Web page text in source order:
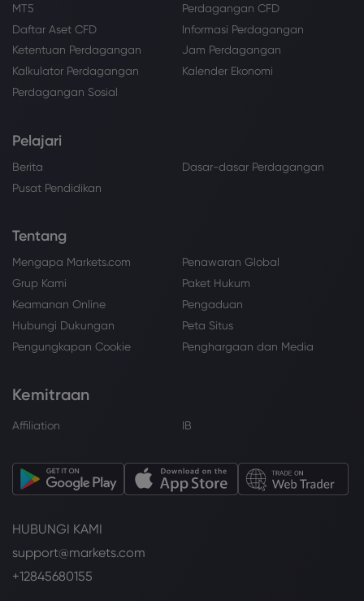
MT5
Perdagangan CFD
Daftar Aset CFD
Informasi Perdagangan
Ketentuan Perdagangan
Jam Perdagangan
Kalkulator Perdagangan
Kalender Ekonomi
Perdagangan Sosial
Pelajari
Berita
Dasar-dasar Perdagangan
Pusat Pendidikan
Tentang
Mengapa Markets.com
Penawaran Global
Grup Kami
Paket Hukum
Keamanan Online
Pengaduan
Hubungi Dukungan
Peta Situs
Pengungkapan Cookie
Penghargaan dan Media
Kemitraan
Affiliation IB
HUBUNGI KAMI
support@markets.com
+12845680155